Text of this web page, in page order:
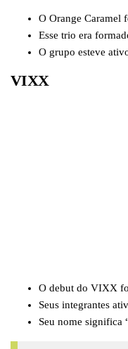
O Orange Caramel
Esse trio era
O grupo esteve
VIXX
O debut do VIXX
Seus integrantes
Seu nome significa